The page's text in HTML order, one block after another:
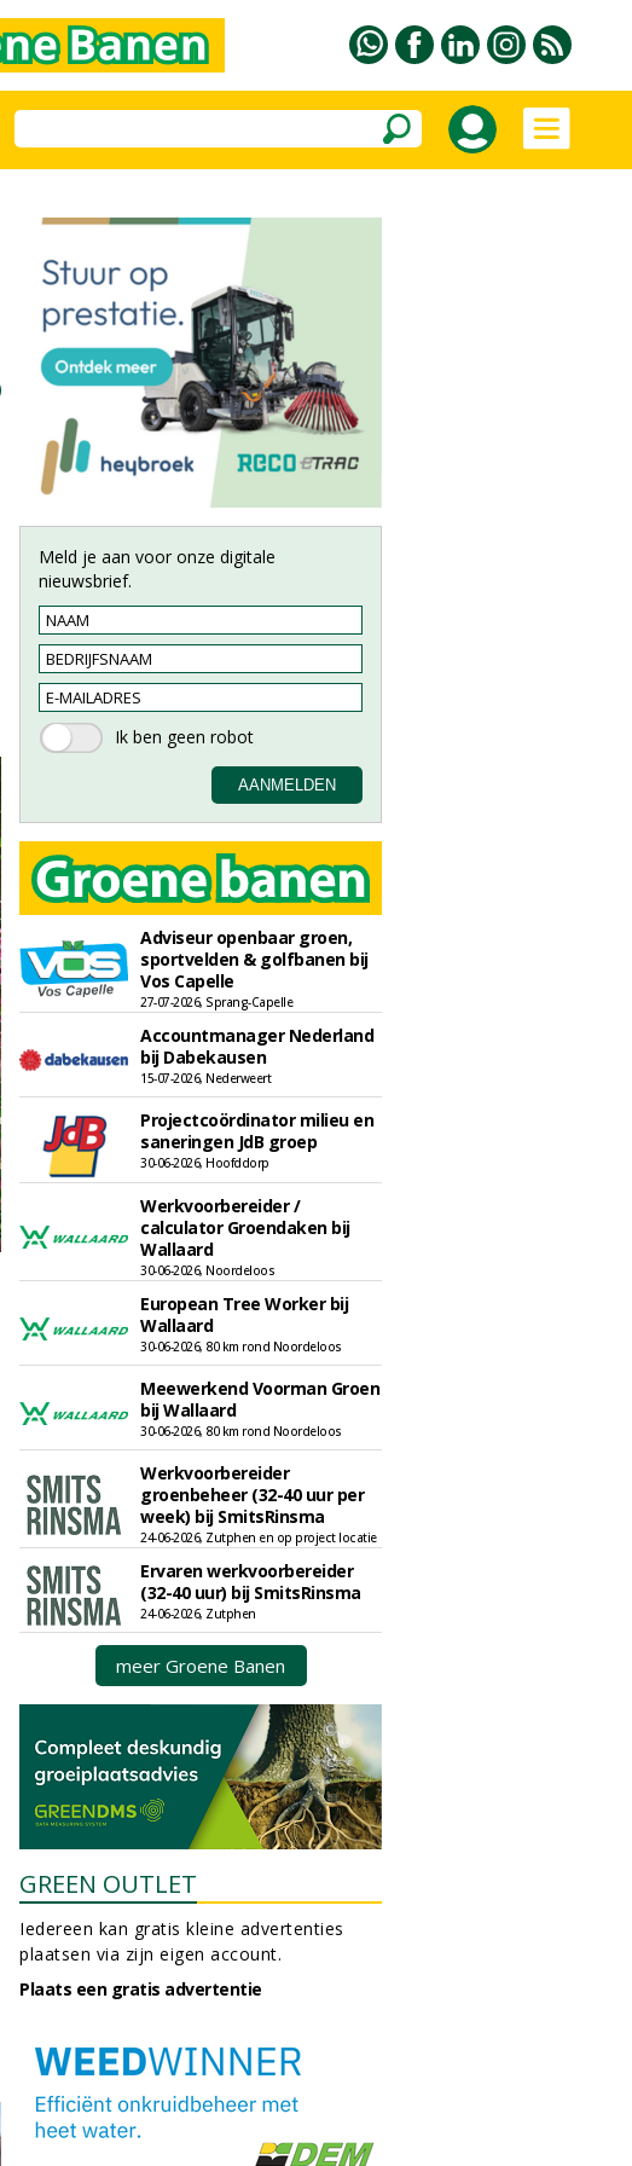
Meld je aan voor onze digitale
nieuwsbrief.
Adviseur openbaar groen,
sportvelden & golfbanen bij
Vos Capelle
27-07-2026, Sprang-Capelle
Accountmanager Nederland
bij Dabekausen
15-07-2026, Nederweert
Projectcoördinator milieu en
saneringen JdB groep
30-06-2026, Hoofddorp
Werkvoorbereider /
calculator Groendaken bij
Wallaard
30-06-2026, Noordeloos
European Tree Worker bij
Wallaard
30-06-2026, 80 km rond Noordeloos
Meewerkend Voorman Groen
bij Wallaard
30-06-2026, 80 km rond Noordeloos
Werkvoorbereider
groenbeheer (32-40 uur per
week) bij SmitsRinsma
24-06-2026, Zutphen en op project locatie
Ervaren werkvoorbereider
(32-40 uur) bij SmitsRinsma
24-06-2026, Zutphen
meer Groene Banen
GREEN OUTLET
Iedereen kan gratis kleine advertenties
plaatsen via zijn eigen account.
Plaats een gratis advertentie